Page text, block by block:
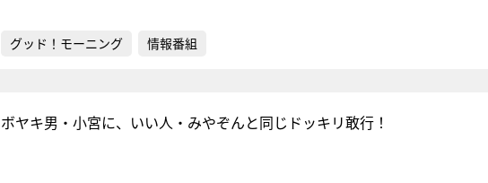
グッド！モーニング 情報番組
ボヤキ男・小宮に、いい人・みやぞんと同じドッキリ敢行！